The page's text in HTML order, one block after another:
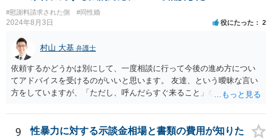
#慰謝料請求された側 #同性婚
2024年8月3日 役にたった 2
村山 大基 弁護士
依頼するかどうかは別にして、一度相談に行って今後の進め方につい
てアドバイスを受けるのがいいと思います。 友達、という曖昧な言い
方をしていますが、「ただし、呼んだらすぐ来ること」などと条件を
通り関わりを断つ方向がいいと思います。
9
性暴力に対する示談金相場と書類の費用が知りた